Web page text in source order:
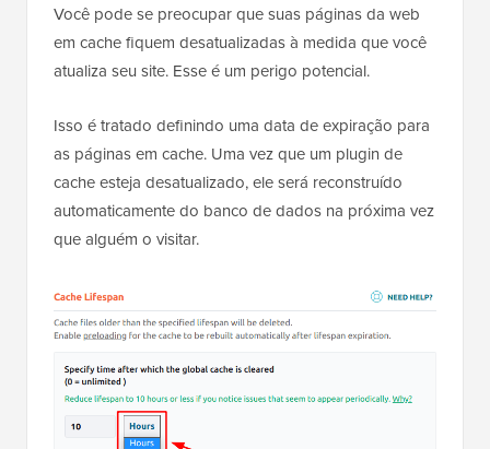
Você pode se preocupar que suas páginas da web
em cache fiquem desatualizadas à medida que você
atualiza seu site. Esse é um perigo potencial.
Isso é tratado definindo uma data de expiração para
as páginas em cache. Uma vez que um plugin de
cache esteja desatualizado, ele será reconstruído
automaticamente do banco de dados na próxima vez
que alguém o visitar.